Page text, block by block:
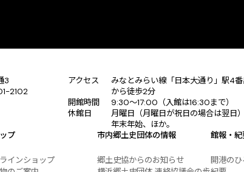
3
2102
アクセス
みなとみらい線「日本大通り」駅4
から徒歩2分
開館時間
9:30〜17:00（入館は16:30まで）
休館日
月曜日（月曜日が祝日の場合は翌日）
年末年始、ほか。
プ
インショップ
市内郷土史団体の情報
郷土史協からのお知らせ
館報・紀
開港の